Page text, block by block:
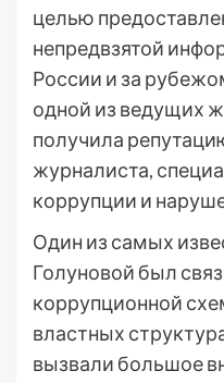
целью
непредвзятой
России и за
одной из ведущих
получила
журналиста,
коррупции и
Один из самых
Голуновой был
коррупционной
властных
вызвали большое